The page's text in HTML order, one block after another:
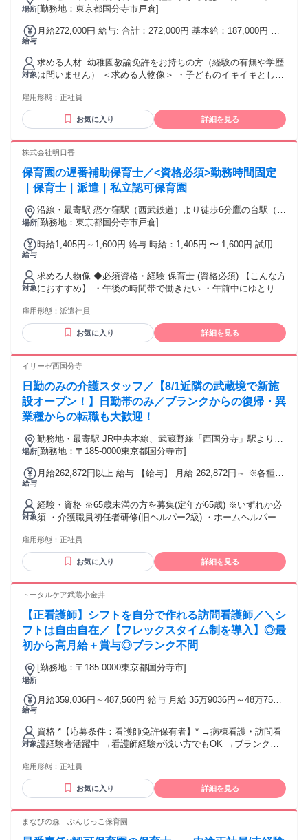
場所線「国分寺」駅から「恋ヶ窪」駅まで1駅3分 ー教職員用の無
[勤務地：東京都国分寺市戸倉]
給与
月給272,000円 給与: 合計：272,000円 基本給：187,000円 役
3,000円 シフト勤務手当：4,000円
対象
求める人材: 幼稚園教諭免許をお持ちの方（経験の有無や学歴
は問いません） ＜求める人物像＞ ・子どものイキイキとした
高めたい方 ・仕事と、子育てやプライベートを両立させたい
方 ・指導案など書類の読み書きが苦手でない方 ・ピアノが好
きな方、興味がある方（月に１度、各自のレベルに応じてレ
職員とこまめに連携してくださる方
雇用形態： 正社員
お気に入り 詳細を見る
株式会社明日香
保育園の遅番補助保育士／<資格必須>勤務時間固定
｜保育士｜派遣｜私立認可保育園
場所
沿線・最寄駅 恋ケ窪駅（西武鉄道）より徒歩6分鷹の台駅（西
武鉄道）より徒歩20分西国分寺駅（JR在来線）より徒歩22分
[勤務地：東京都国分寺市戸倉]
給与
時給1,405円～1,600円 給与 時給：1,405円 〜 1,600円 試用期
対象
求める人物像 ◆必須資格・経験 保育士 (資格必須) 【こんな方
におすすめ】 ・午後の時間帯で働きたい ・午前中にゆとりが
雇用形態： 派遣社員
お気に入り 詳細を見る
イリーゼ西国分寺
日勤のみの介護スタッフ／【8/1近隣の武蔵境で新施
設オープン！】日勤帯のみ／ブランクからの復帰・異
業種からの転職も大歓迎！
場所
勤務地・最寄駅 JR中央本線、武蔵野線「西国分寺」駅より徒
歩約3分(約170m)
[勤務地：〒185-0000東京都国分寺市]
給与
月給262,872円以上 給与 【給与】 月給 262,872円～ ※各種手
残業代は10,000円／5.4時間分を含む(超過分は別途支給) 【収
入例】 ＊月収285,872円 …月給＋子供手当8,000円／1人＋住
宅手当15,000円(賃貸) 【交通費】 上限3万円/月
対象
経験・資格 ※65歳未満の方を募集(定年が65歳) ※いずれか必
須 ・介護職員初任者研修(旧ヘルパー2級) ・ホームヘルパー1
士
雇用形態： 正社員
お気に入り 詳細を見る
トータルケア武蔵小金井
【正看護師】シフトを自分で作れる訪問看護師／＼シ
フトは自由自在／【フレックスタイム制を導入】◎最
初から高月給＋賞与◎ブランク不問
場所
[勤務地：〒185-0000東京都国分寺市]
給与
月給359,036円～487,560円 給与 月給 35万9036円～48万7560
対象
資格 *【応募条件：看護師免許保有者】* →病棟看護・訪問看
護経験者活躍中 →看護師経験が浅い方でもOK →ブランクあ
庭・子育てと両立したい方OK *＼＼こんな方におすすめです
『育休明けで働ける職場を探している』 『シフトが柔軟な職
場で働きたい』 *↓↓下記経験がある方にもぜひ↓↓* ◎総合病
看護 等
雇用形態： 正社員
お気に入り 詳細を見る
まなびの森 ぶんじっこ保育園